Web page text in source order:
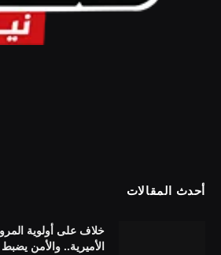
أحدث المقالات
خلاف على أولوية
الأميرية.. والأمن يضبط